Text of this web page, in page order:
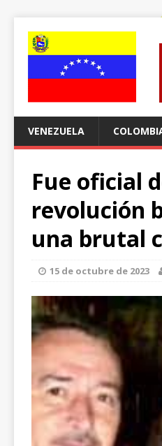
VENEZUELA
Fue oficial
revolución
una brutal
15 de octubre de 2023